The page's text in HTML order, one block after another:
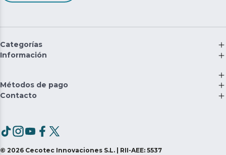
Categorías
Información
Métodos de pago
Contacto
© 2026 Cecotec Innovaciones S.L. | RII-AEE: 5537